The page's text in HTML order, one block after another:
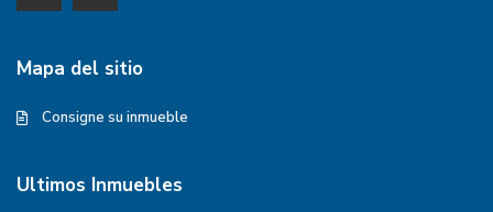
Mapa del sitio
Consigne su inmueble
Ultimos Inmuebles